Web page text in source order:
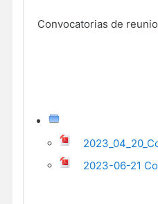
Convocatorias de
2023-06-21